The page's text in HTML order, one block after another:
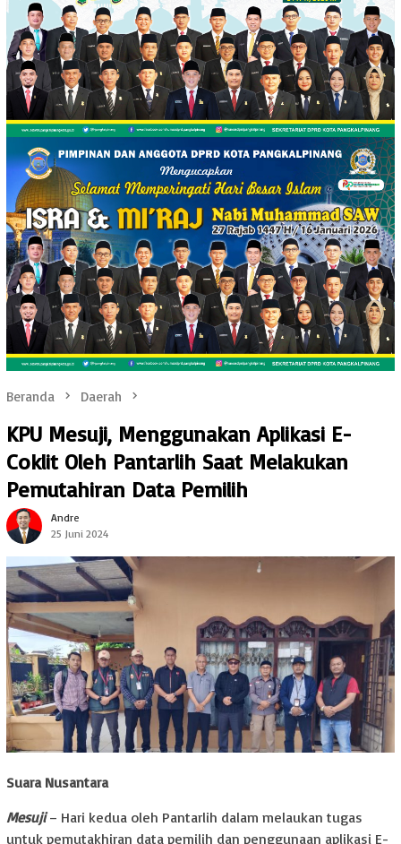
Beranda Daerah
KPU Mesuji, Menggunakan Aplikasi E-
Coklit Oleh Pantarlih Saat Melakukan
Pemutahiran Data Pemilih
Andre
25 Juni 2024
Suara Nusantara
Mesuji– Hari kedua oleh Pantarlih dalam melaukan tugas
untuk pemutakhiran data pemilih dan penggunaan aplikasi E-